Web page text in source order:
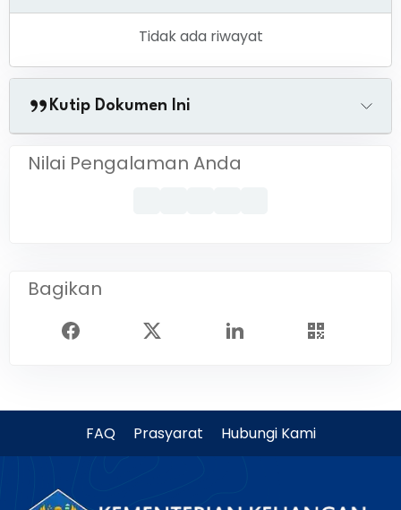
Tidak ada riwayat
Kutip Dokumen Ini
Nilai Pengalaman Anda
Bagikan
FAQ Prasyarat Hubungi Kami